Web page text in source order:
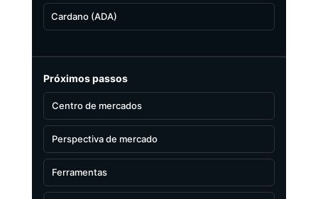
Cardano (ADA)
Próximos passos
Centro de mercados
Perspectiva de mercado
Ferramentas